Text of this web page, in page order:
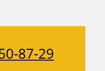
87-29